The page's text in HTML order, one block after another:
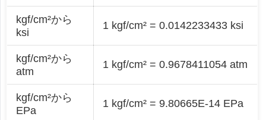
kgf/cm²から
ksi
1 kgf/cm² = 0.0142233433 ksi
kgf/cm²から
atm
1 kgf/cm² = 0.9678411054 atm
kgf/cm²から
EPa
1 kgf/cm² = 9.80665E-14 EPa